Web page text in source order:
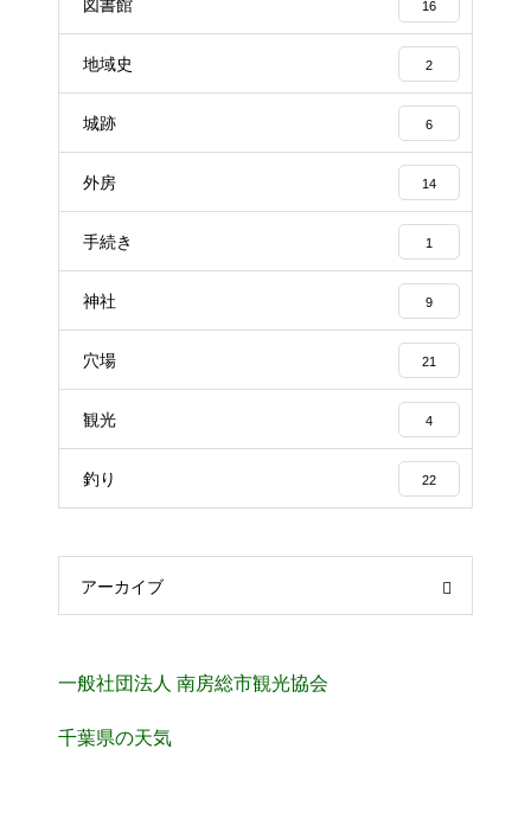
図書館 16
地域史 2
城跡 6
外房 14
手続き 1
神社 9
穴場 21
観光 4
釣り 22
アーカイブ
一般社団法人 南房総市観光協会
千葉県の天気